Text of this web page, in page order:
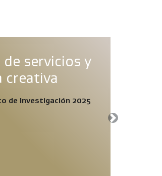
de servicios y
creativa
de Investigación 2025
Next